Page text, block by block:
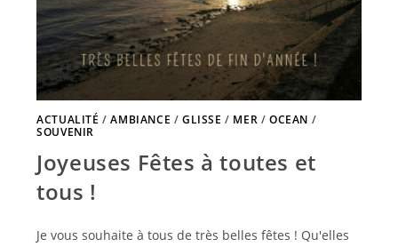
ACTUALITÉ /AMBIANCE /GLISSE / MER /OCEAN /
SOUVENIR
Joyeuses Fêtes à toutes et
tous !
Je vous souhaite à tous de très belles fêtes ! Qu'elles